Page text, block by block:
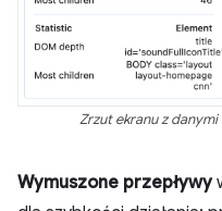
Zrzut ekranu z
Wymuszone przepływy